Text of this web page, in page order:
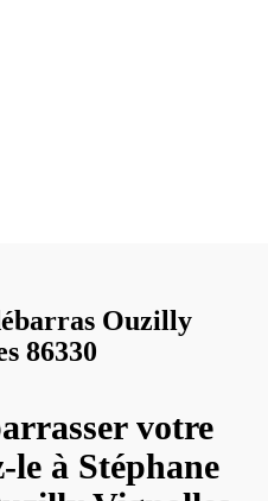
Ouzilly
86330
votre
le à Stéphane